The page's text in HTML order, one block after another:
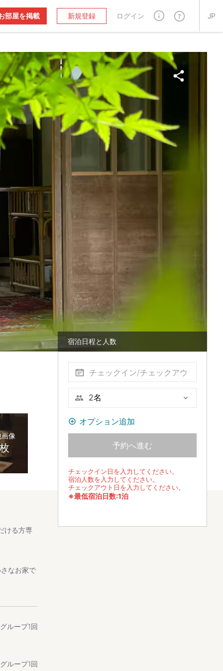
部屋を掲載 新規登録 ログイン JP
宿泊日程と人数
チェックイン/チェックアウ
ト
オプション追加
予約へ進む
チェックイン日を入力してください。
宿泊人数を入力してください。
チェックアウト日を入力してください。
※最低宿泊日数:1泊
像
ける方専
なお家で
ごしてい
お部屋
すめの過ご
ループ1回
ループ1回